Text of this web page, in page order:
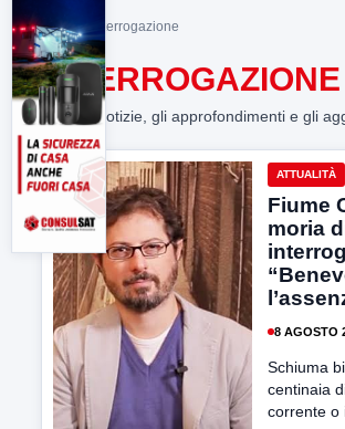
Home> interrogazione
INTERROGAZIONE
Tutte le notizie, gli approfondimenti e gli
ATTUALITÀ
Fiume
moria
8 AGOSTO
Schiuma
centinaia
corrente o